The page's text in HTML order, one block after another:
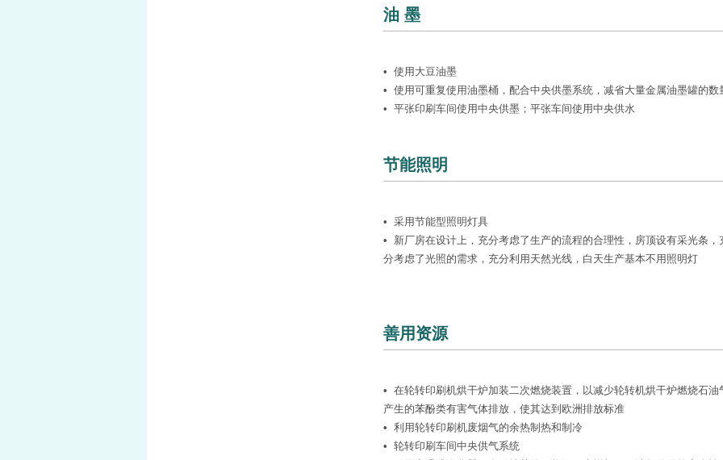
油 墨
• 使用大豆油墨
• 使用可重复使用油墨桶，配合中央供墨系统，减省大量金属油墨罐的数
• 平张印刷车间使用中央供墨；平张车间使用中央供水
节能照明
• 采用节能型照明灯具
• 新厂房在设计上，充分考虑了生产的流程的合理性，房顶设有采光条，
分考虑了光照的需求，充分利用天然光线，白天生产基本不用照明灯
善用资源
• 在轮转印刷机烘干炉加装二次燃烧装置，以减少轮转机烘干炉燃烧石油
产生的苯酚类有害气体排放，使其达到欧洲排放标准
• 利用轮转印刷机废烟气的余热制热和制冷
• 轮转印刷车间中央供气系统